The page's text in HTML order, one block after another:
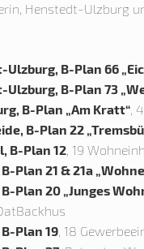
Henstedt-Ulzburg
B-Plan 66
Ulzburg, B-Plan 73
B-Plan „Am Kratt“,
B-Plan 22
B-Plan 12, 19
Plan 21 & 21a
Plan 20 „Junges
Plan 19, 18